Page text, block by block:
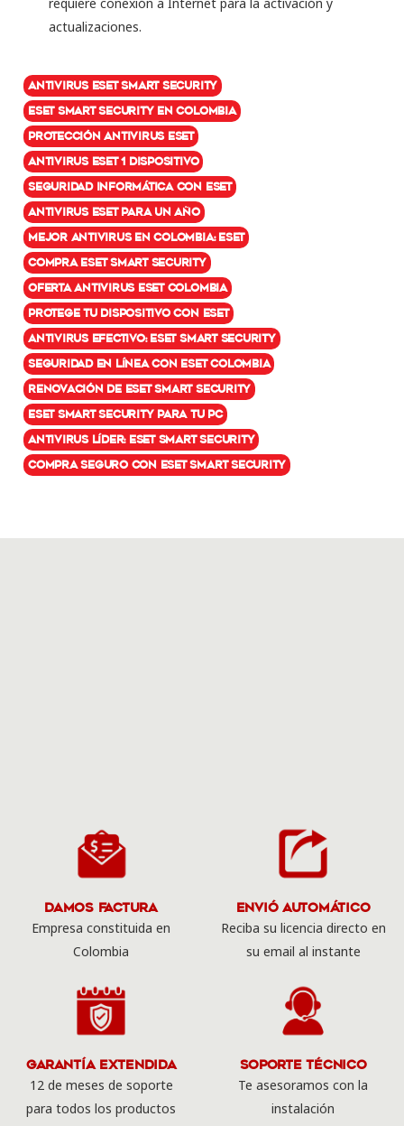
actualizaciones.
Antivirus ESET Smart Security
ESET Smart Security en Colombia
Protección antivirus ESET
Antivirus ESET 1 dispositivo
Seguridad informática con ESET
Antivirus ESET para un año
Mejor antivirus en Colombia: ESET
Compra ESET Smart Security
Oferta antivirus ESET Colombia
Protege tu dispositivo con ESET
Antivirus efectivo: ESET Smart Security
Seguridad en línea con ESET Colombia
Renovación de ESET Smart Security
ESET Smart Security para tu PC
Antivirus líder: ESET Smart Security
Compra seguro con ESET Smart Security
Damos Factura
Empresa constituida en
Colombia
Envió Automático
Reciba su licencia directo en
su email al instante
Garantía Extendida
12 de meses de soporte
para todos los productos
Soporte Técnico
Te asesoramos con la
instalación